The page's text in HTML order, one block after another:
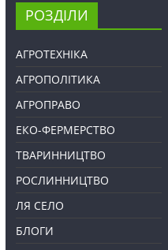
РОЗДІЛИ
АГРОТЕХНІКА
АГРОПОЛІТИКА
АГРОПРАВО
ЕКО-ФЕРМЕРСТВО
ТВАРИННИЦТВО
РОСЛИННИЦТВО
ЛЯ СЕЛО
БЛОГИ